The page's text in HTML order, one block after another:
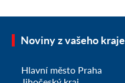
Noviny z vašeho kraje
Hlavní město Praha